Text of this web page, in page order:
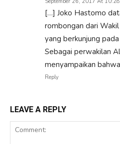
[…] Joko Hastomo
rombongan dari
yang berkunjung
Sebagai perwakilan
menyampaikan
Reply
LEAVE A REPLY